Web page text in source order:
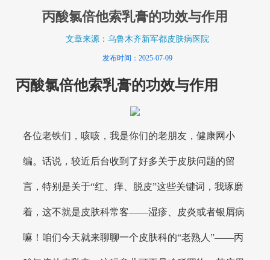
丙酸氯倍他索乳膏的功效与作用
文章来源：乌鲁木齐新军都皮肤病医院
发布时间：2025-07-09
丙酸氯倍他索乳膏的功效与作用
各位老铁们，咳咳，我是你们的老朋友，健康网小
编。话说，较近后台收到了好多关于皮肤问题的留
言，特别是关于“红、痒、脱皮”这些关键词，我琢磨
着，这不就是皮肤科常客——湿疹、皮炎或者银屑病
嘛！咱们今天就来聊聊一个皮肤科的“老熟人”——丙